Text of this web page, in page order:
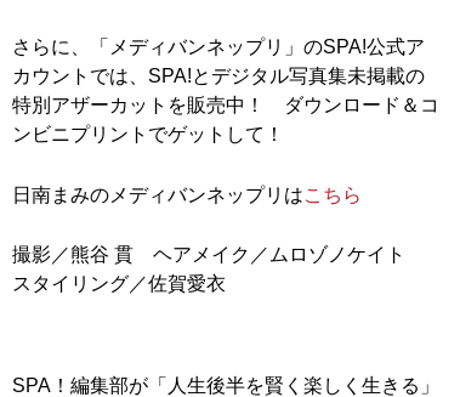
さらに、「メディバンネップリ」のSPA!公式ア
カウントでは、SPA!とデジタル写真集未掲載の
特別アザーカットを販売中！ ダウンロード＆コ
ンビニプリントでゲットして！
日南まみのメディバンネップリはこちら
撮影／熊谷 貫 ヘアメイク／ムロゾノケイト
SPA！編集部が「人生後半を賢く楽しく生きる」